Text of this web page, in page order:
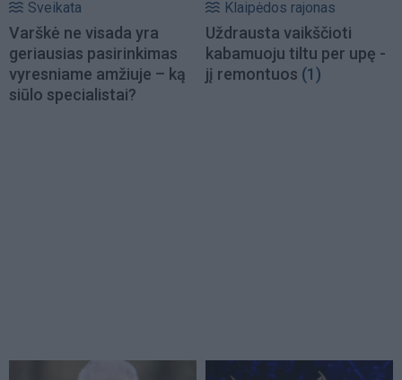
Sveikata
Varškė ne visada yra
geriausias pasirinkimas
vyresniame amžiuje – ką
siūlo specialistai?
Klaipėdos rajonas
Uždrausta vaikščioti
kabamuoju tiltu per upę -
jį remontuos (1)